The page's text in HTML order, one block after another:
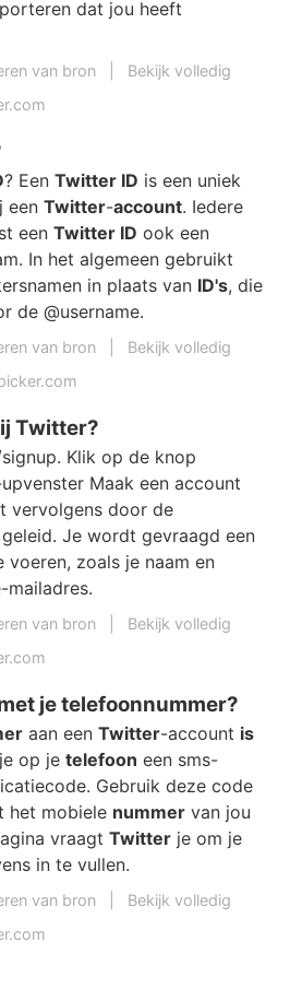
dat jou heeft
van bron
Bekijk volledig
? Een Twitter ID is een uniek
een Twitter-account. Iedere
een Twitter ID ook een
In het algemeen gebruikt
in plaats van ID's, die
de @username.
van bron
Bekijk volledig
Twitter?
Klik op de knop
Maak een account
vervolgens door de
Je wordt gevraagd een
voeren, zoals je naam en
van bron
Bekijk volledig
je telefoonnummer?
aan een Twitter-account is
op je telefoon een sms-
Gebruik deze code
het mobiele nummer van jou
vraagt Twitter je om je
in te vullen.
van bron
Bekijk volledig